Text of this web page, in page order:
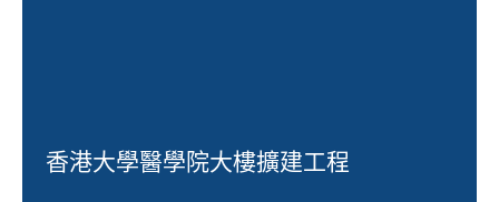
香港大學醫學院大樓擴建工程